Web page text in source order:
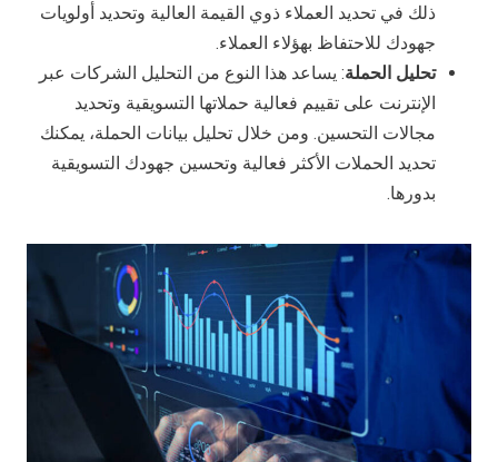
ذلك في تحديد العملاء ذوي القيمة العالية وتحديد أولويات
جهودك للاحتفاظ بهؤلاء العملاء.
تحليل الحملة: يساعد هذا النوع من التحليل الشركات عبر
الإنترنت على تقييم فعالية حملاتها التسويقية وتحديد
مجالات التحسين. ومن خلال تحليل بيانات الحملة، يمكنك
تحديد الحملات الأكثر فعالية وتحسين جهودك التسويقية
بدورها.